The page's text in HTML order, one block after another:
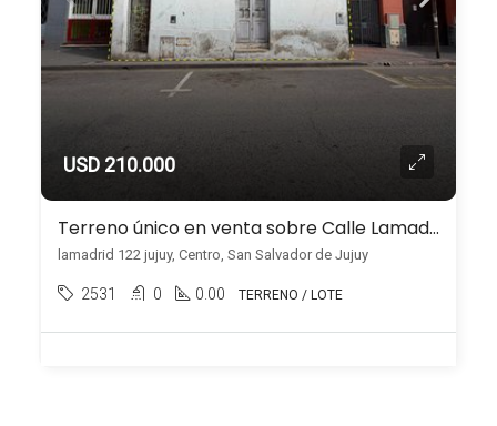
USD 210.000
Terreno único en venta sobre Calle Lamadrid – Centro
lamadrid 122 jujuy, Centro, San Salvador de Jujuy
2531 0 0.00 TERRENO / LOTE